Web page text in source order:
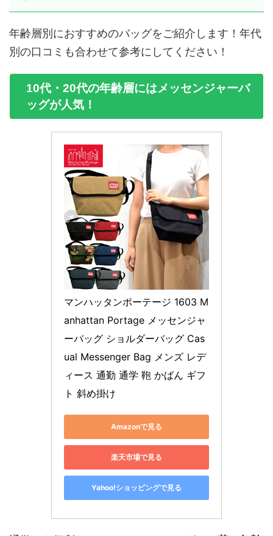
年齢層別におすすめのバッグをご紹介します！年代
別の口コミも合わせて参考にしてください！
10代・20代の年齢層にはメッセンジャーバ
ッグが人気！
マンハッタンポーテージ 1603 M
anhattan Portage メッセンジャ
ーバッグ ショルダーバッグ Cas
ual Messenger Bag メンズ レデ
ィース 通勤 通学 鞄 かばん ギフ
ト 斜め掛け
Amazonで見る
楽天市場で見る
Yahoo!ショッピングで見る